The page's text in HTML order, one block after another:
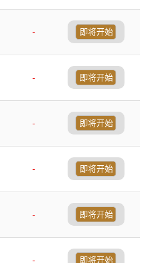
-
即将开始
-
即将开始
-
即将开始
-
即将开始
-
即将开始
-
即将开始